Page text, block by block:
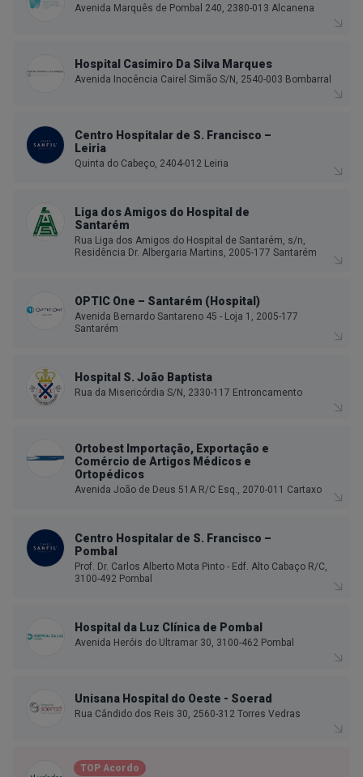
Avenida Marquês de Pombal 240, 2380-013 Alcanena
Hospital Casimiro Da Silva Marques
Avenida Inocência Cairel Simão S/N, 2540-003 Bombarral
Centro Hospitalar de S. Francisco –
Leiria
Quinta do Cabeço, 2404-012 Leiria
Liga dos Amigos do Hospital de
Santarém
Rua Liga dos Amigos do Hospital de Santarém, s/n,
Residência Dr. Albergaria Martins, 2005-177 Santarém
OPTIC One – Santarém (Hospital)
Avenida Bernardo Santareno 45 - Loja 1, 2005-177
Santarém
Hospital S. João Baptista
Rua da Misericórdia S/N, 2330-117 Entroncamento
Ortobest Importação, Exportação e
Comércio de Artigos Médicos e
Ortopédicos
Avenida João de Deus 51A R/C Esq., 2070-011 Cartaxo
Centro Hospitalar de S. Francisco –
Pombal
Prof. Dr. Carlos Alberto Mota Pinto - Edf. Alto Cabaço R/C,
3100-492 Pombal
Hospital da Luz Clínica de Pombal
Avenida Heróis do Ultramar 30, 3100-462 Pombal
Unisana Hospital do Oeste - Soerad
Rua Cândido dos Reis 30, 2560-312 Torres Vedras
TOP Acordo